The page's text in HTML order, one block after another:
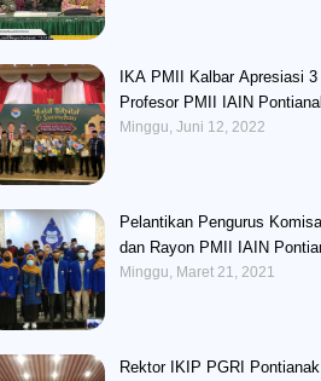
IKA PMII Kalbar Apresiasi 3
Profesor PMII IAIN
Minggu, Juni 12, 2022
Pelantikan Pengurus
dan Rayon PMII IAIN
Perlunya Memberikan Wadah
Minggu, Maret 21, 2021
Rektor IKIP PGRI Pontianak